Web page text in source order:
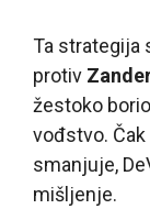
Ta strategija
protiv
žestoko
vođstvo. Čak
smanjuje,
mišljenje.